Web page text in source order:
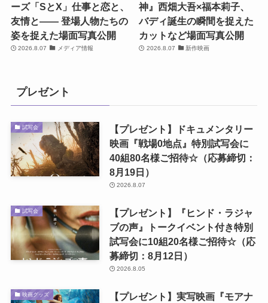
ーズ「SとX」仕事と恋と、
友情と―― 登場人物たちの
姿を捉えた場面写真公開
2026.8.07 メディア情報
神』西畑大吾×福本莉子、
バディ誕生の瞬間を捉えた
カットなど場面写真公開
2026.8.07 新作映画
プレゼント
試写会
【プレゼント】ドキュメンタリー
映画『戦場0地点』特別試写会に
40組80名様ご招待☆（応募締切：
8月19日）
2026.8.07
試写会
【プレゼント】『ヒンド・ラジャ
ブの声』トークイベント付き特別
試写会に10組20名様ご招待☆（応
募締切：8月12日）
2026.8.05
映画グッズ
【プレゼント】実写映画『モアナ